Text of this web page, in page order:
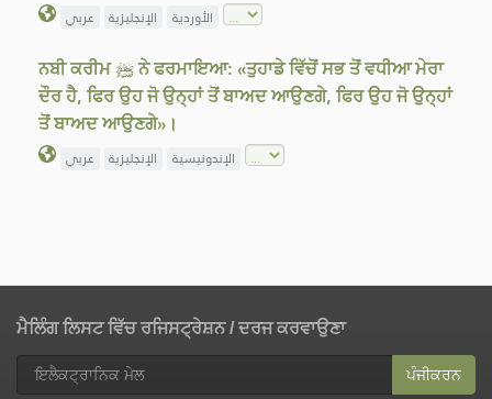
عربي الإنجليزية الأوردية
ਨਬੀ ਕਰੀਮ ﷺ ਨੇ ਫਰਮਾਇਆ: «ਤੁਹਾਡੇ ਵਿੱਚੋਂ ਸਭ ਤੋਂ ਵਧੀਆ ਮੇਰਾ
ਦੌਰ ਹੈ, ਫਿਰ ਉਹ ਜੋ ਉਨ੍ਹਾਂ ਤੋਂ ਬਾਅਦ ਆਉਣਗੇ, ਫਿਰ ਉਹ ਜੋ ਉਨ੍ਹਾਂ
ਤੋਂ ਬਾਅਦ ਆਉਣਗੇ»।
عربي الإنجليزية الإندونيسية
ਮੈਲਿੰਗ ਲਿਸਟ ਵਿੱਚ ਰਜਿਸਟ੍ਰੇਸ਼ਨ / ਦਰਜ ਕਰਵਾਉਣਾ
ਪੰਜੀਕਰਨ